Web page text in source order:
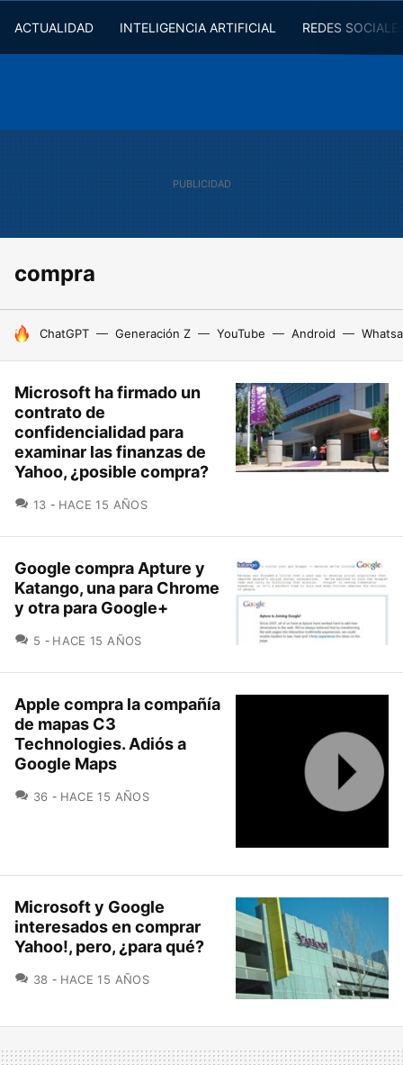
ACTUALIDAD INTELIGENCIA ARTIFICIAL REDES
compra
HOY SE HABLA DE
ChatGPT Generación Z YouTube Android
Microsoft ha firmado un
contrato de
confidencialidad para
examinar las finanzas de
Yahoo, ¿posible compra?
13 COMENTARIOS
HACE 15 AÑOS
Google compra Apture y
Katango, una para Chrome
y otra para Google+
5 COMENTARIOS
HACE 15 AÑOS
Apple compra la compañía
de mapas C3
Technologies. Adiós a
Google Maps
36 COMENTARIOS
HACE 15 AÑOS
Microsoft y Google
interesados en comprar
Yahoo!, pero, ¿para qué?
38 COMENTARIOS
HACE 15 AÑOS